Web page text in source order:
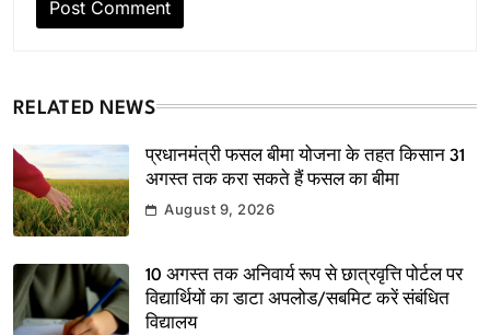
RELATED NEWS
प्रधानमंत्री फसल बीमा योजना के तहत किसान 31
अगस्त तक करा सकते हैं फसल का बीमा
August 9, 2026
10 अगस्त तक अनिवार्य रूप से छात्रवृत्ति पोर्टल पर
विद्यार्थियों का डाटा अपलोड/सबमिट करें संबंधित
विद्यालय